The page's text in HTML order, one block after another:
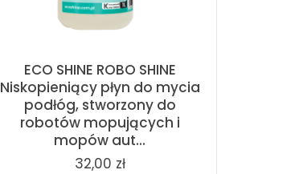
ECO SHINE ROBO SHINE
Niskopieniący płyn do mycia
podłóg, stworzony do
robotów mopujących i
mopów aut...
32,00 zł